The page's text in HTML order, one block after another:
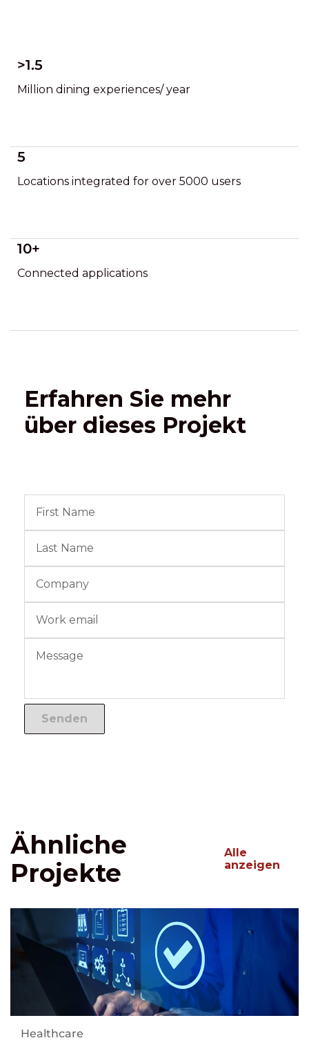
>1.5
Million dining experiences/ year
5
Locations integrated for over 5000 users
10+
Connected applications
Erfahren Sie mehr
über dieses Projekt
Ähnliche
Projekte
Alle
anzeigen
Healthcare